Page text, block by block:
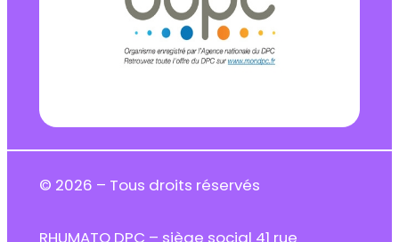
© 2026 – Tous droits réservés